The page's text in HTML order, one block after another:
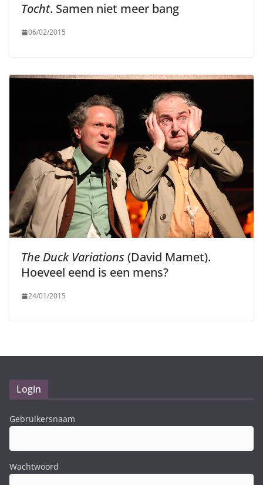
Tocht. Samen niet meer bang
06/02/2015
The Duck Variations(David Mamet).
Hoeveel eend is een mens?
24/01/2015
Login
Gebruikersnaam
Wachtwoord